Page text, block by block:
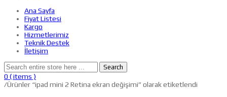
Ana Sayfa
Fiyat Listesi
Kargo
Hizmetlerimiz
Teknik Destek
İletişim
Search
0 ( items )
/Ürünler “ipad mini 2 Retina ekran değişimi” olarak etiketlendi